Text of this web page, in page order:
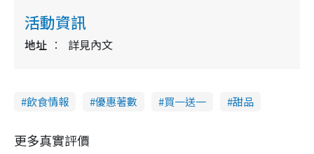
活動資訊
地址 詳見內文
飲食情報 優惠著數 買一送一 甜品
更多真實評價